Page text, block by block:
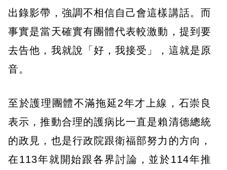
出錄影帶，強調不相信自己會這樣講話。而
事實是當天確實有團體代表較激動，提到要
去告他，我就說「好，我接受」，這就是原
音。
至於護理團體不滿拖延2年才上線，石崇良
表示，推動合理的護病比一直是賴清德總統
的政見，也是行政院跟衛福部努力的方向，
在113年就開始跟各界討論，並於114年推